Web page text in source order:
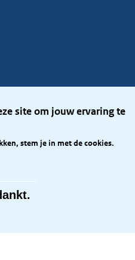
site om jouw ervaring te
stem je in met de cookies.